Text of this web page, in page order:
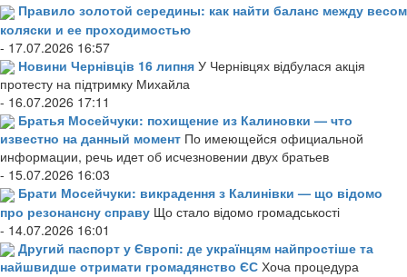
Правило золотой середины: как найти баланс между весом
коляски и ее проходимостью
- 17.07.2026 16:57
Новини Чернівців 16 липня У Чернівцях відбулася акція
протесту на підтримку Михайла
- 16.07.2026 17:11
Братья Мосейчуки: похищение из Калиновки — что
известно на данный момент По имеющейся официальной
информации, речь идет об исчезновении двух братьев
- 15.07.2026 16:03
Брати Мосейчуки: викрадення з Калинівки — що відомо
про резонансну справу Що стало відомо громадськості
- 14.07.2026 16:01
Другий паспорт у Європі: де українцям найпростіше та
найшвидше отримати громадянство ЄС Хоча процедура